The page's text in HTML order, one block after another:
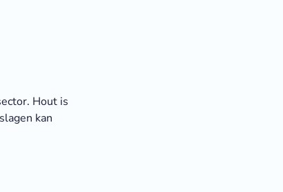
Hout is
kan